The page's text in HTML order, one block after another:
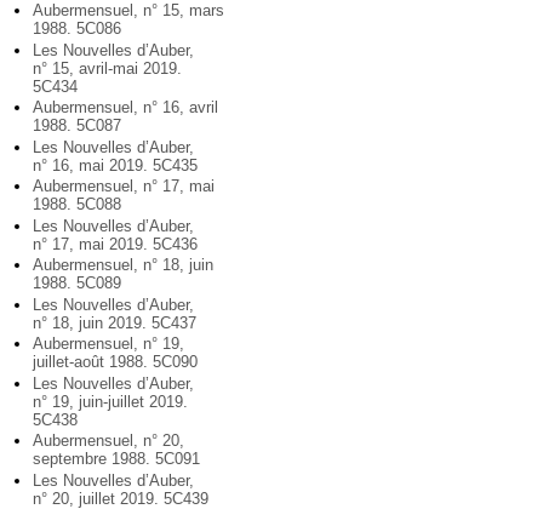
Aubermensuel, n° 15, mars
1988. 5C086
Les Nouvelles d’Auber,
n° 15, avril-mai 2019.
5C434
Aubermensuel, n° 16, avril
1988. 5C087
Les Nouvelles d’Auber,
n° 16, mai 2019. 5C435
Aubermensuel, n° 17, mai
1988. 5C088
Les Nouvelles d’Auber,
n° 17, mai 2019. 5C436
Aubermensuel, n° 18, juin
1988. 5C089
Les Nouvelles d’Auber,
n° 18, juin 2019. 5C437
Aubermensuel, n° 19,
juillet-août 1988. 5C090
Les Nouvelles d’Auber,
n° 19, juin-juillet 2019.
5C438
Aubermensuel, n° 20,
septembre 1988. 5C091
Les Nouvelles d’Auber,
n° 20, juillet 2019. 5C439